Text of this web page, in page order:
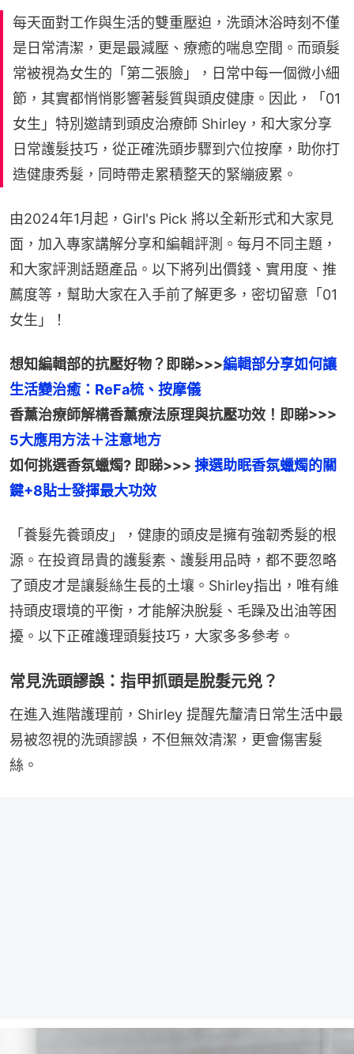
每天面對工作與生活的雙重壓迫，洗頭沐浴時刻不僅
是日常清潔，更是最減壓、療癒的喘息空間。而頭髮
常被視為女生的「第二張臉」，日常中每一個微小細
節，其實都悄悄影響著髮質與頭皮健康。因此，「01
女生」特別邀請到頭皮治療師 Shirley，和大家分享
日常護髮技巧，從正確洗頭步驟到穴位按摩，助你打
造健康秀髮，同時帶走累積整天的緊繃疲累。
由2024年1月起，Girl's Pick 將以全新形式和大家見
面，加入專家講解分享和編輯評測。每月不同主題，
和大家評測話題產品。以下將列出價錢、實用度、推
薦度等，幫助大家在入手前了解更多，密切留意「01
女生」！
想知編輯部的抗壓好物？即睇>>>編輯部分享如何讓
如何挑選香氛蠟燭? 即睇>>> 揀選助眠香氛蠟燭的關
鍵+8貼士發揮最大功效
「養髮先養頭皮」，健康的頭皮是擁有強韌秀髮的根
源。在投資昂貴的護髮素、護髮用品時，都不要忽略
了頭皮才是讓髮絲生長的土壤。Shirley指出，唯有維
持頭皮環境的平衡，才能解決脫髮、毛躁及出油等困
擾。以下正確護理頭髮技巧，大家多多參考。
常見洗頭謬誤：指甲抓頭是脫髮元兇？
在進入進階護理前，Shirley 提醒先釐清日常生活中最
易被忽視的洗頭謬誤，不但無效清潔，更會傷害髮
絲。